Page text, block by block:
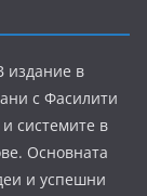
издание в
с Фасилити
системите в
Основната
и успешни